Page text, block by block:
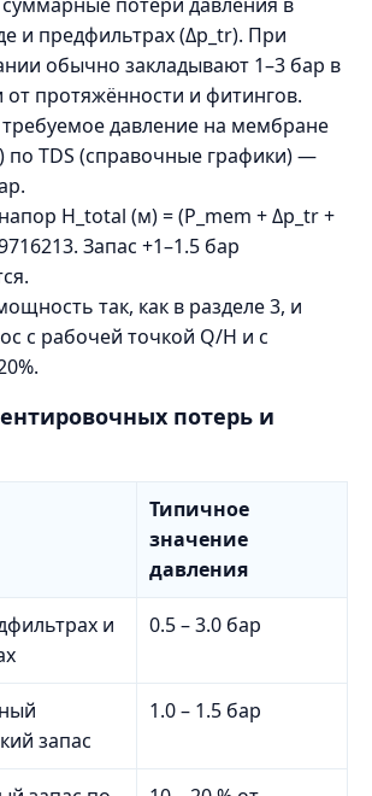
и предфильтрах (Δp_tr). При
обычно закладывают 1–3 бар в
от протяжённости и фитингов.
давление на мембране
по TDS (справочные графики) —
H_total (м) = (P_mem + Δp_tr +
Запас +1–1.5 бар
так, как в разделе 3, и
с рабочей точкой Q/H и с
потерь и
Типичное
значение
давления
и
0.5 – 3.0 бар
запас
1.0 – 1.5 бар